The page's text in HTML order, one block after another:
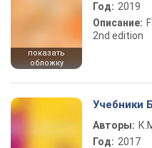
показать
обложку
Год: 2019
Описание:
2nd edition
Учебники
Авторы:
Год: 2017